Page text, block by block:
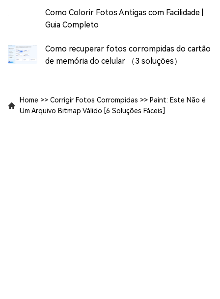
Como Colorir Fotos Antigas com Facilidade |
Guia Completo
Como recuperar fotos corrompidas do cartão
de memória do celular （3 soluções）
Home >> Corrigir Fotos Corrompidas >> Paint: Este Não é
Um Arquivo Bitmap Válido [6 Soluções Fáceis]